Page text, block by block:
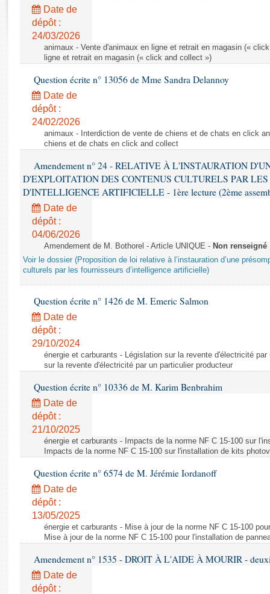
Rapports législatifs
Rapports sur l'application des lois
Baromètre de l’application des lois
Dossiers législatifs
Budget et sécurité sociale
Questions écrites et orales
Comptes rendus des débats
Date de
dépôt :
24/03/2026
animaux - Vente d'animaux en ligne et retrait en magasin («
ligne et retrait en magasin (« click and collect »)
Question écrite n° 13056 de Mme Sandra Delannoy
Date de
dépôt :
24/02/2026
animaux - Interdiction de vente de chiens et de chats en click
chiens et de chats en click and collect
Amendement n° 24 - RELATIVE À L'INSTAURATION
D'EXPLOITATION DES CONTENUS CULTURELS PAR LES
D'INTELLIGENCE ARTIFICIELLE - 1ère lecture (2ème
Date de
dépôt :
04/06/2026
Amendement de M. Bothorel - Article UNIQUE - Non renseigné
Voir le dossier (Proposition de loi relative à l’instauration d’une
culturels par les fournisseurs d’intelligence artificielle)
Question écrite n° 1426 de M. Emeric Salmon
Date de
dépôt :
29/10/2024
énergie et carburants - Législation sur la revente d'électricité
sur la revente d'électricité par un particulier producteur
Question écrite n° 10336 de M. Karim Benbrahim
Date de
dépôt :
21/10/2025
énergie et carburants - Impacts de la norme NF C 15-100 sur
Impacts de la norme NF C 15-100 sur l'installation de kits
Question écrite n° 6574 de M. Jérémie Iordanoff
Date de
dépôt :
13/05/2025
énergie et carburants - Mise à jour de la norme NF C 15-100
Mise à jour de la norme NF C 15-100 pour l'installation de
Amendement n° 1535 - DROIT À L'AIDE À MOURIR -
Date de
dépôt :